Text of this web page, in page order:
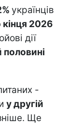
українців
кінця 2026
дії
половині
-
у другій
Ще